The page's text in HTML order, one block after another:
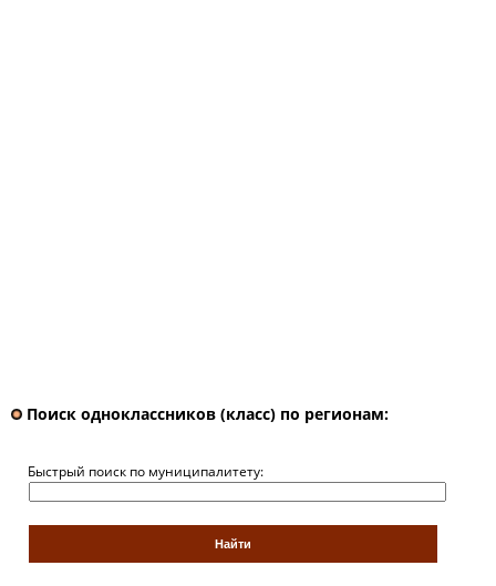
Поиск одноклассников (класс) по регионам:
Быстрый поиск по муниципалитету: